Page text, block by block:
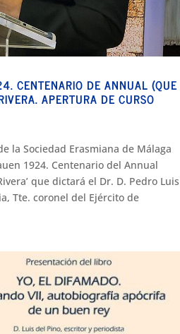
CENTENARIO DE ANNUAL (QUE
APERTURA DE CURSO
la Sociedad Erasmiana de Málaga
1924. Centenario del Annual
que dictará el Dr. D. Pedro Luis
Tte. coronel del Ejército de